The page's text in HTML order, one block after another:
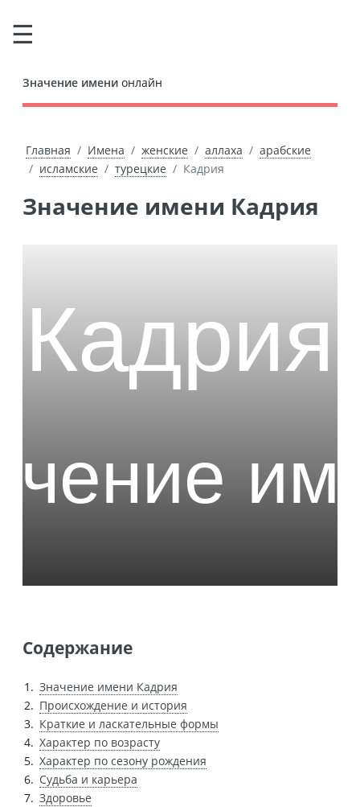
Значение имени онлайн
Главная Имена женские аллаха
арабские
исламские
турецкие Кадрия
Значение имени Кадрия
Содержание
Значение имени Кадрия
Происхождение и история
Краткие и ласкательные формы
Характер по возрасту
Характер по сезону рождения
Судьба и карьера
Здоровье